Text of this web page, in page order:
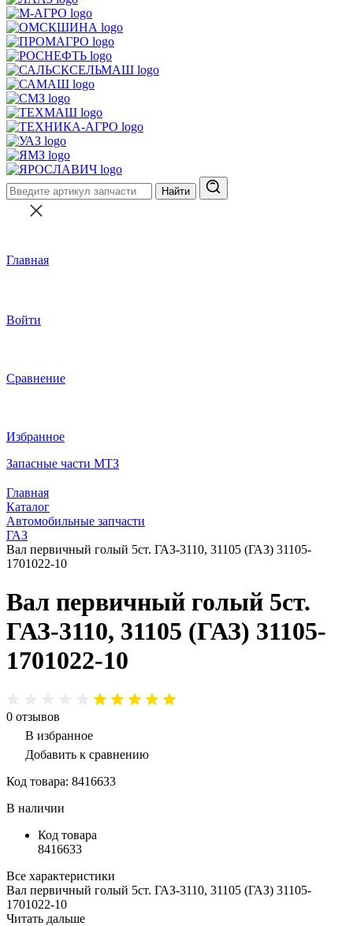
Найти
Главная
Войти
Сравнение
Избранное
Запасные части МТЗ
Главная
Каталог
Автомобильные запчасти
ГАЗ
Вал первичный голый 5ст. ГАЗ-3110, 31105 (ГАЗ) 31105-
1701022-10
Вал первичный голый 5ст.
ГАЗ-3110, 31105 (ГАЗ) 31105-
1701022-10
0 отзывов
В избранное
Добавить к сравнению
Код товара: 8416633
В наличии
Код товара
8416633
Все характеристики
Вал первичный голый 5ст. ГАЗ-3110, 31105 (ГАЗ) 31105-
1701022-10
Читать дальше